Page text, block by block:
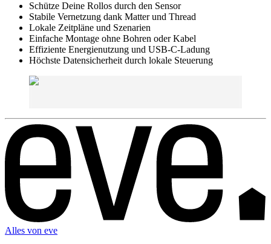
Schütze Deine Rollos durch den Sensor
Stabile Vernetzung dank Matter und Thread
Lokale Zeitpläne und Szenarien
Einfache Montage ohne Bohren oder Kabel
Effiziente Energienutzung und USB-C-Ladung
Höchste Datensicherheit durch lokale Steuerung
Alles von eve